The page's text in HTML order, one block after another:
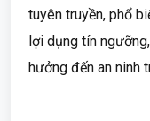
tuyên truyền, phổ
lợi dụng tín
hưởng đến an ninh